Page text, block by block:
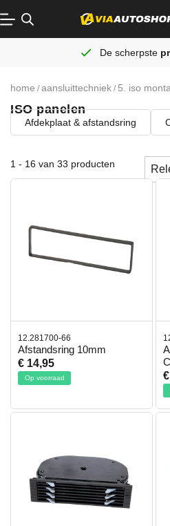
De scherpste
home / aansluittechniek / 5. iso
ISO panelen
Afdekplaat & afstandsring
1 - 16 van 33 producten Sort
12.281700-66
Afstandsring 10mm
€ 14,95
Op voorraad